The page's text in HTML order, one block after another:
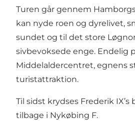
Turen går gennem
kan nyde roen og dyrelivet,
sundet og til det store
sivbevoksede enge. Endelig
Middelaldercentret, egnens
turistattraktion.
​Til sidst krydses Frederik IX’s
tilbage i Nykøbing F.